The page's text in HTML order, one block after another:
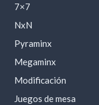
7×7
NxN
Pyraminx
Megaminx
Modificación
Juegos de mesa